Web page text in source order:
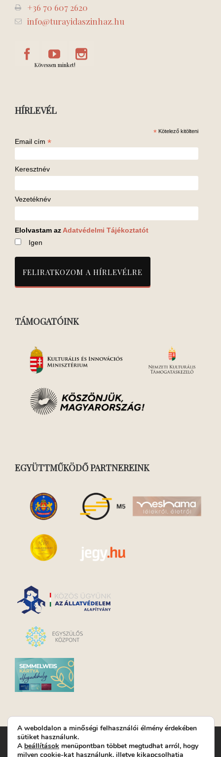
+36 70 607 2620
info@turayidaszinhaz.hu
Kövessen minket!
HÍRLEVÉL
* Kötelező kitölteni
Email cím *
Keresztnév
Vezetéknév
Elolvastam az Adatvédelmi Tájékoztatót
Igen
TÁMOGATÓINK
EGYÜTTMŰKÖDŐ PARTNEREINK
Turay Ida Színház Közhasznú Nonprofit Kft. | Működési
helyszín: Turay Ida Színház 1089 Budapest, Kálvária tér 6. |
A weboldalon a minőségi felhasználói élmény érdekében
sütiket használunk.
A beállítások menüpontban többet megtudhat arról, hogy
milyen cookie-kat használunk, illetve kikapcsolhatja